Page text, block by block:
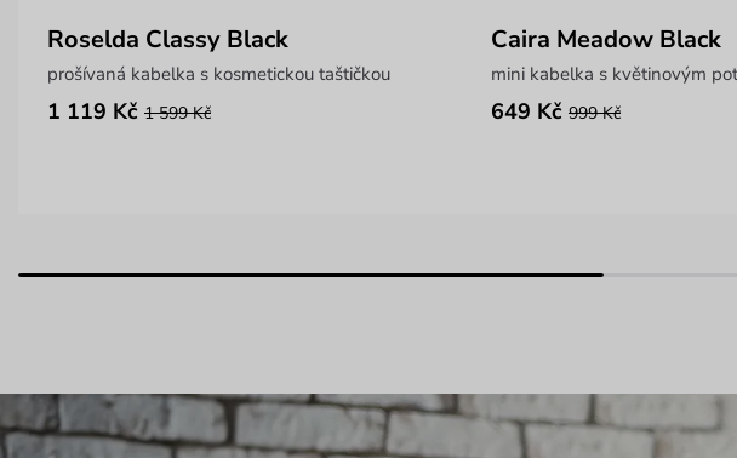
Roselda Classy Black
prošívaná kabelka s kosmetickou taštičkou
1 119 Kč 1 599 Kč
Caira Meadow Black
mini kabelka s květinovým
649 Kč 999 Kč